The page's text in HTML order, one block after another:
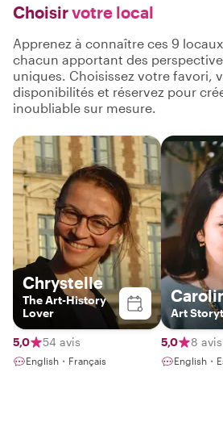
Choisirvotre local
Apprenez à connaître ces 9
chacun apportant des
uniques. Choisissez votre favori,
disponibilités et réservez pour
inoubliable sur mesure.
Chrystelle
The Art-History
Lover
5,0 54 avis
English・Français
Art
5,0 8 avis
English・